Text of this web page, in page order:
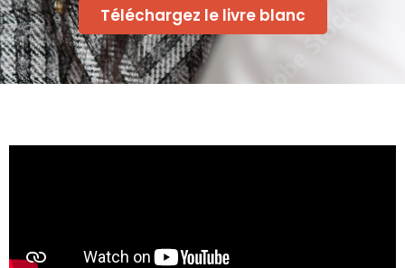
Téléchargez le livre blanc